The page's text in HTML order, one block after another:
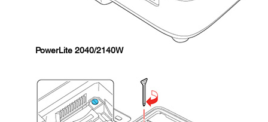
PowerLite 2040/2140W